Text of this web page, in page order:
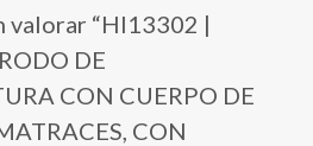
valorar “HI13302 |
DE
CON CUERPO DE
CON